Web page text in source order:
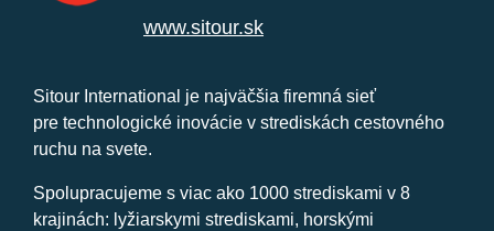
www.sitour.sk
Sitour International je najväčšia firemná sieť
pre technologické inovácie v strediskách cestovného
ruchu na svete.
Spolupracujeme s viac ako 1000 strediskami v 8
krajinách: lyžiarskymi strediskami, horskými